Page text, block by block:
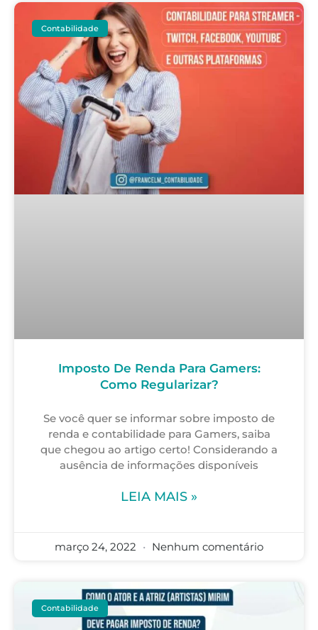
Contabilidade
Imposto De Renda Para Gamers:
Como Regularizar?
Se você quer se informar sobre imposto de
renda e contabilidade para Gamers, saiba
que chegou ao artigo certo! Considerando a
ausência de informações disponíveis
LEIA MAIS »
março 24, 2022 Nenhum comentário
Contabilidade